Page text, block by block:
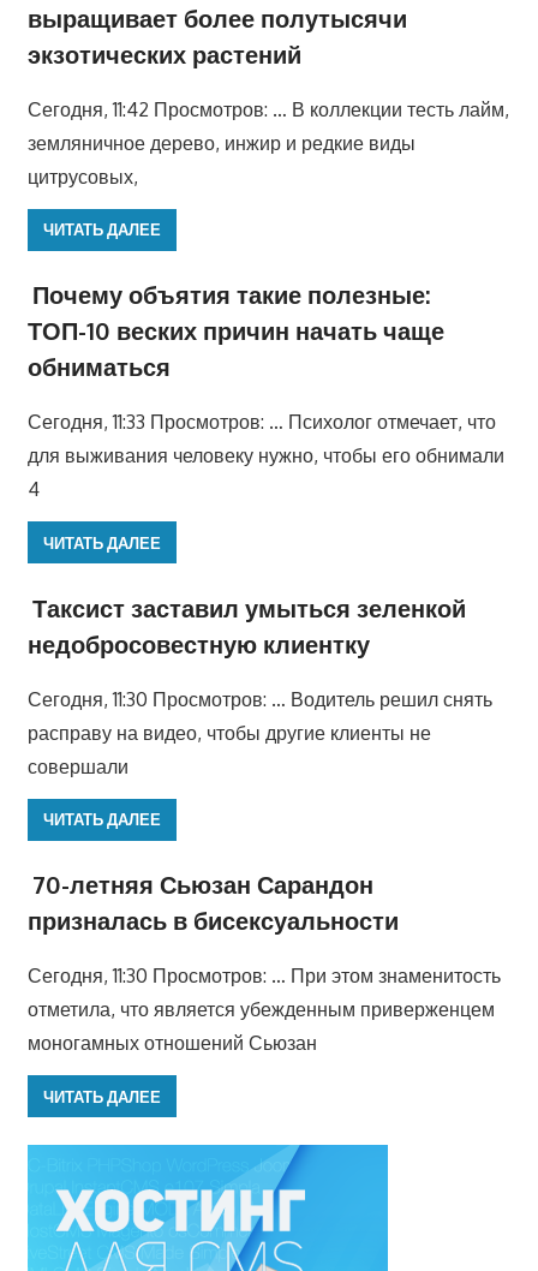
выращивает более полутысячи
экзотических растений
Сегодня, 11:42 Просмотров: … В коллекции тесть лайм,
земляничное дерево, инжир и редкие виды
цитрусовых,
ЧИТАТЬ ДАЛЕЕ
Почему объятия такие полезные:
ТОП-10 веских причин начать чаще
обниматься
Сегодня, 11:33 Просмотров: … Психолог отмечает, что
для выживания человеку нужно, чтобы его обнимали
4
ЧИТАТЬ ДАЛЕЕ
Таксист заставил умыться зеленкой
недобросовестную клиентку
Сегодня, 11:30 Просмотров: … Водитель решил снять
расправу на видео, чтобы другие клиенты не
совершали
ЧИТАТЬ ДАЛЕЕ
70-летняя Сьюзан Сарандон
призналась в бисексуальности
Сегодня, 11:30 Просмотров: … При этом знаменитость
отметила, что является убежденным приверженцем
моногамных отношений Сьюзан
ЧИТАТЬ ДАЛЕЕ